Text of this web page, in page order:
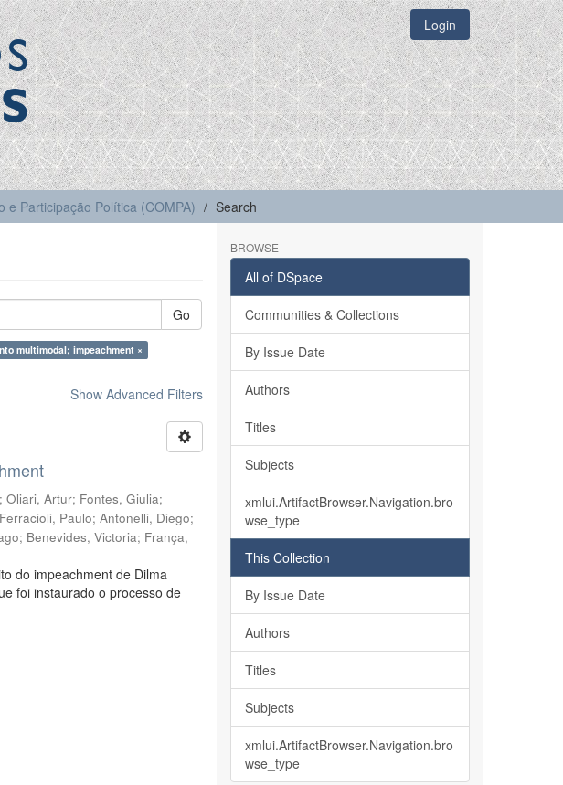
Login
e Participação Política (COMPA) Search
Go
multimodal; impeachment ×
Show Advanced Filters
;Oliari, Artur; Fontes, Giulia;
Ferracioli, Paulo;Antonelli, Diego;
; Benevides, Victoria; França,
do impeachment de Dilma
foi instaurado o processo de
BROWSE
All of DSpace
Communities & Collections
By Issue Date
Authors
Titles
Subjects
xmlui.ArtifactBrowser.Navigation.bro
wse_type
This Collection
By Issue Date
Authors
Titles
Subjects
xmlui.ArtifactBrowser.Navigation.bro
wse_type